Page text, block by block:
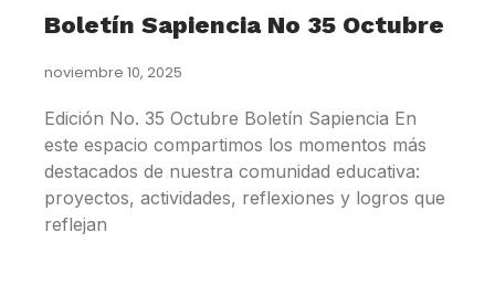
Boletín Sapiencia No 35 Octubre
noviembre 10, 2025
Edición No. 35 Octubre Boletín Sapiencia En
este espacio compartimos los momentos más
destacados de nuestra comunidad educativa:
proyectos, actividades, reflexiones y logros que
reflejan